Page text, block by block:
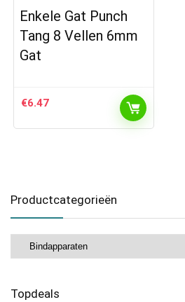
Enkele Gat Punch
Tang 8 Vellen 6mm
Gat
€6.47
Productcategorieën
Topdeals